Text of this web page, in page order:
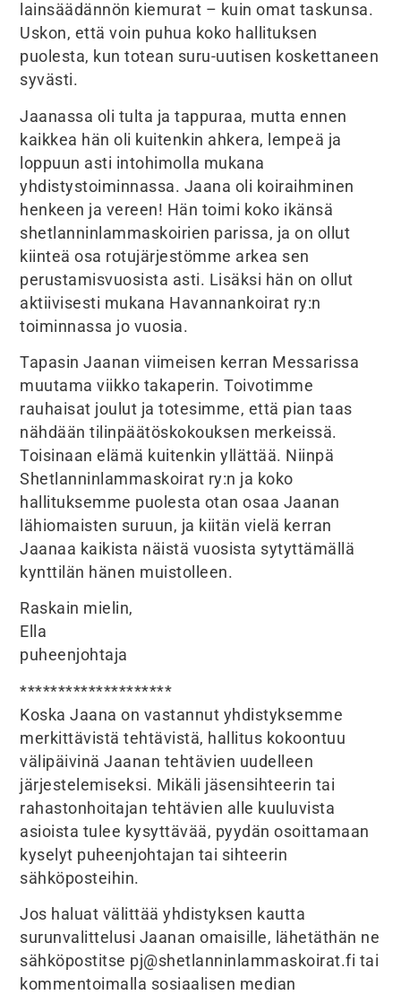
lainsäädännön kiemurat – kuin omat taskunsa.
Uskon, että voin puhua koko hallituksen
puolesta, kun totean suru-uutisen koskettaneen
syvästi.
Jaanassa oli tulta ja tappuraa, mutta ennen
kaikkea hän oli kuitenkin ahkera, lempeä ja
loppuun asti intohimolla mukana
yhdistystoiminnassa. Jaana oli koiraihminen
henkeen ja vereen! Hän toimi koko ikänsä
shetlanninlammaskoirien parissa, ja on ollut
kiinteä osa rotujärjestömme arkea sen
perustamisvuosista asti. Lisäksi hän on ollut
aktiivisesti mukana Havannankoirat ry:n
toiminnassa jo vuosia.
Tapasin Jaanan viimeisen kerran Messarissa
muutama viikko takaperin. Toivotimme
rauhaisat joulut ja totesimme, että pian taas
nähdään tilinpäätöskokouksen merkeissä.
Toisinaan elämä kuitenkin yllättää. Niinpä
Shetlanninlammaskoirat ry:n ja koko
hallituksemme puolesta otan osaa Jaanan
lähiomaisten suruun, ja kiitän vielä kerran
Jaanaa kaikista näistä vuosista sytyttämällä
kynttilän hänen muistolleen.
Raskain mielin,
Ella
puheenjohtaja
********************
Koska Jaana on vastannut yhdistyksemme
merkittävistä tehtävistä, hallitus kokoontuu
välipäivinä Jaanan tehtävien uudelleen
järjestelemiseksi. Mikäli jäsensihteerin tai
rahastonhoitajan tehtävien alle kuuluvista
asioista tulee kysyttävää, pyydän osoittamaan
kyselyt puheenjohtajan tai sihteerin
sähköposteihin.
Jos haluat välittää yhdistyksen kautta
surunvalittelusi Jaanan omaisille, lähetäthän ne
sähköpostitse pj@shetlanninlammaskoirat.fi tai
kommentoimalla sosiaalisen median